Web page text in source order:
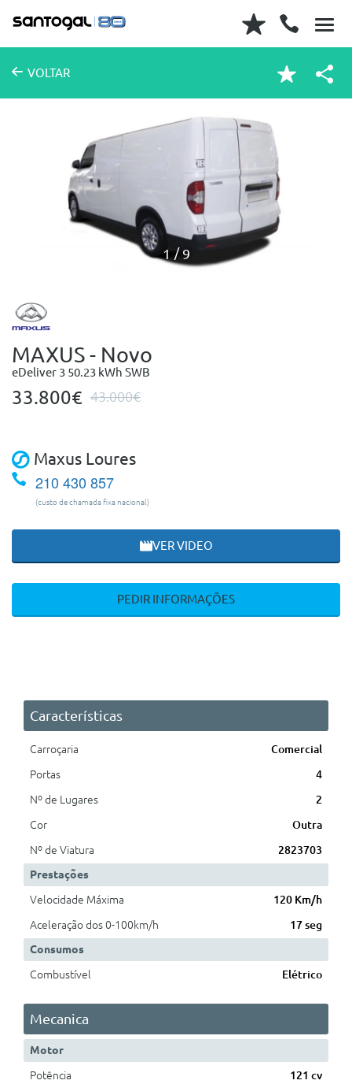
VOLTAR
1 9
MAXUS - Novo
eDeliver 3 50.23 kWh SWB
33.800€ 43.000€
Maxus Loures
210 430 857
(custo de chamada fixa nacional)
VER VIDEO
PEDIR INFORMAÇÕES
Características
Carroçaria
Comercial
Portas
4
Nº de Lugares
2
Cor
Outra
Nº de Viatura
2823703
Prestações
Velocidade Máxima
120 Km/h
Aceleração dos 0-100km/h
17 seg
Consumos
Combustível
Elétrico
Mecanica
Motor
Potência
121 cv